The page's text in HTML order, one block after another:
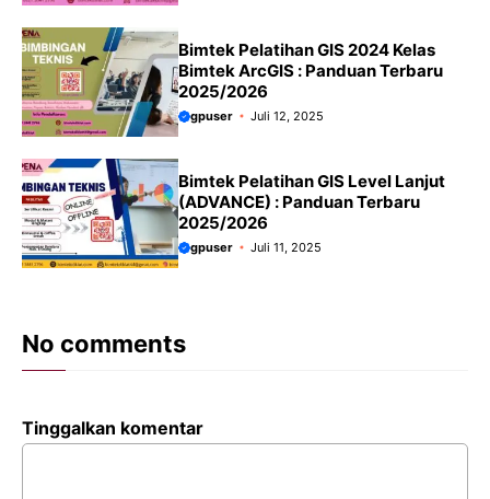
Bimtek Pelatihan GIS 2024 Kelas
Bimtek ArcGIS : Panduan Terbaru
2025/2026
gpuser Juli 12, 2025
Bimtek Pelatihan GIS Level Lanjut
(ADVANCE) : Panduan Terbaru
2025/2026
gpuser Juli 11, 2025
No comments
Tinggalkan komentar